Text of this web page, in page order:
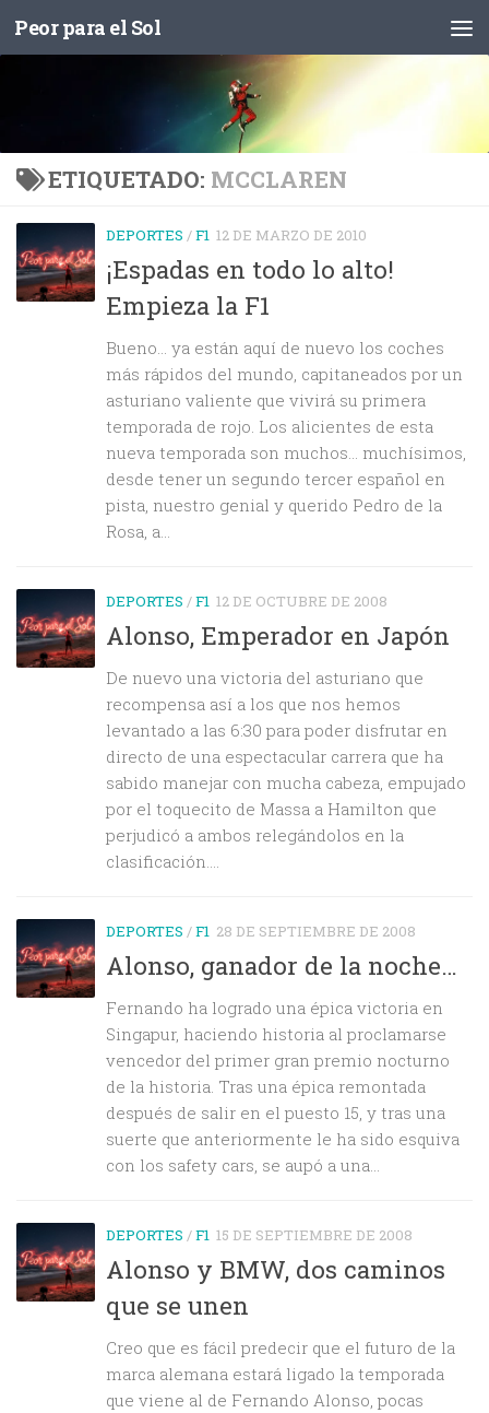
Saltar al contenido
Peor para el Sol
ETIQUETADO: MCCLAREN
DEPORTES /F1 12 DE MARZO DE 2010
¡Espadas en todo lo alto!
Empieza la F1
Bueno… ya están aquí de nuevo los coches
más rápidos del mundo, capitaneados por un
asturiano valiente que vivirá su primera
temporada de rojo. Los alicientes de esta
nueva temporada son muchos… muchísimos,
desde tener un segundo tercer español en
pista, nuestro genial y querido Pedro de la
Rosa, a...
DEPORTES /F1 12 DE OCTUBRE DE 2008
Alonso, Emperador en Japón
De nuevo una victoria del asturiano que
recompensa así a los que nos hemos
levantado a las 6:30 para poder disfrutar en
directo de una espectacular carrera que ha
sabido manejar con mucha cabeza, empujado
por el toquecito de Massa a Hamilton que
perjudicó a ambos relegándolos en la
clasificación....
DEPORTES /F1 28 DE SEPTIEMBRE DE 2008
Alonso, ganador de la noche…
Fernando ha logrado una épica victoria en
Singapur, haciendo historia al proclamarse
vencedor del primer gran premio nocturno
de la historia. Tras una épica remontada
después de salir en el puesto 15, y tras una
suerte que anteriormente le ha sido esquiva
con los safety cars, se aupó a una...
DEPORTES /F1 15 DE SEPTIEMBRE DE 2008
Alonso y BMW, dos caminos
que se unen
Creo que es fácil predecir que el futuro de la
marca alemana estará ligado la temporada
que viene al de Fernando Alonso, pocas